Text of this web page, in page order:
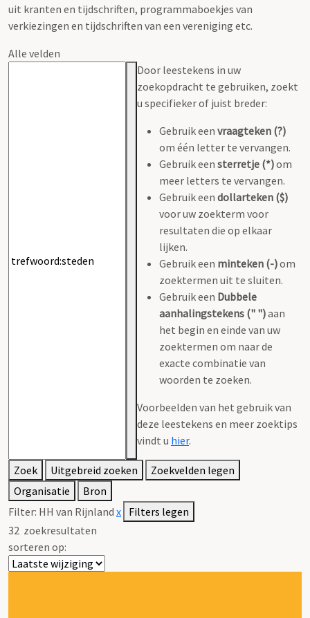
uit kranten en tijdschriften, programmaboekjes van
verkiezingen en tijdschriften van een vereniging etc.
Alle velden
Door leestekens in uw
zoekopdracht te gebruiken, zoekt
u specifieker of juist breder:
Gebruik een vraagteken (?)
om één letter te vervangen.
Gebruik een sterretje (*)om
meer letters te vervangen.
Gebruik een dollarteken ($)
voor uw zoekterm voor
resultaten die op elkaar
lijken.
Gebruik een minteken (-)om
zoektermen uit te sluiten.
Gebruik een Dubbele
aanhalingstekens (" ")aan
het begin en einde van uw
zoektermen om naar de
exacte combinatie van
woorden te zoeken.
Voorbeelden van het gebruik van
deze leestekens en meer zoektips
vindt u hier.
Zoek Uitgebreid zoeken
Zoekvelden legen
Organisatie
Bron
Filter: HH van Rijnland x Filters legen
32 zoekresultaten
sorteren op: